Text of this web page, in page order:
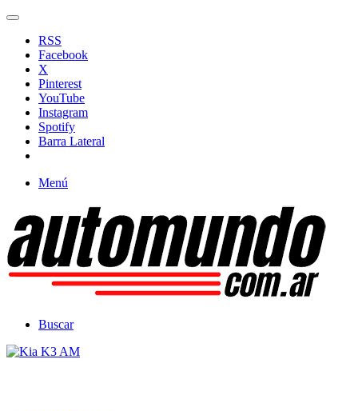
RSS
Facebook
X
Pinterest
YouTube
Instagram
Spotify
Barra Lateral
Menú
Buscar